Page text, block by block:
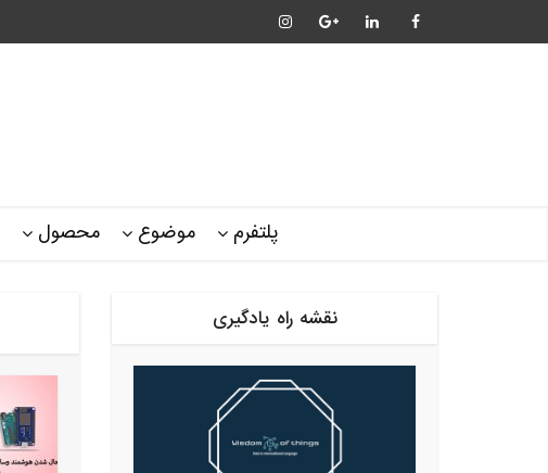
پلتفرم موضوع محصول
نقشه راه یادگیری